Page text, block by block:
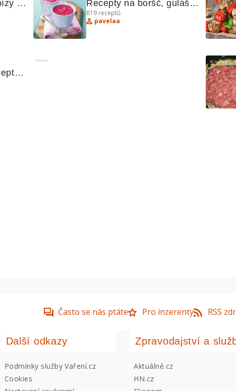
a
Recepty na boršč, guláš,
a další!
819 receptů
pavelaa
s
Reklama
Často se nás ptáte Pro inzerenty RSS
Další odkazy
Podmínky služby Vaření.cz
Cookies
Zpravodajství a
Aktuálně.cz
HN.cz